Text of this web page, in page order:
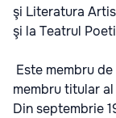
şi Literatura
şi la Teatrul
Este membru
membru titular
Din septembrie